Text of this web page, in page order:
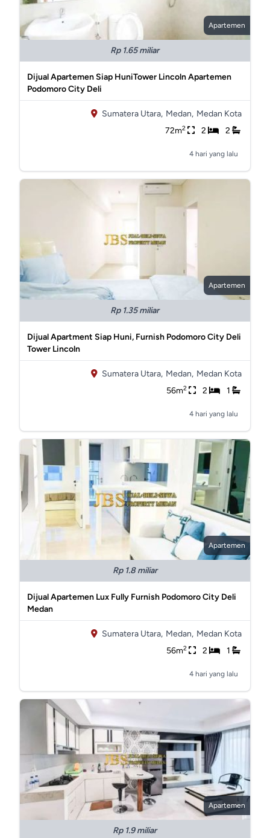
Apartemen
Rp 1.65 miliar
Dijual Apartemen Siap HuniTower Lincoln Apartemen
Podomoro City Deli
Sumatera Utara, Medan, Medan Kota
72m2 2 2
4 hari yang lalu
Apartemen
Rp 1.35 miliar
Dijual Apartment Siap Huni, Furnish Podomoro City Deli
Tower Lincoln
Sumatera Utara, Medan, Medan Kota
56m2 2 1
4 hari yang lalu
Apartemen
Rp 1.8 miliar
Dijual Apartemen Lux Fully Furnish Podomoro City Deli
Medan
Sumatera Utara, Medan, Medan Kota
56m2 2 1
4 hari yang lalu
Apartemen
Rp 1.9 miliar